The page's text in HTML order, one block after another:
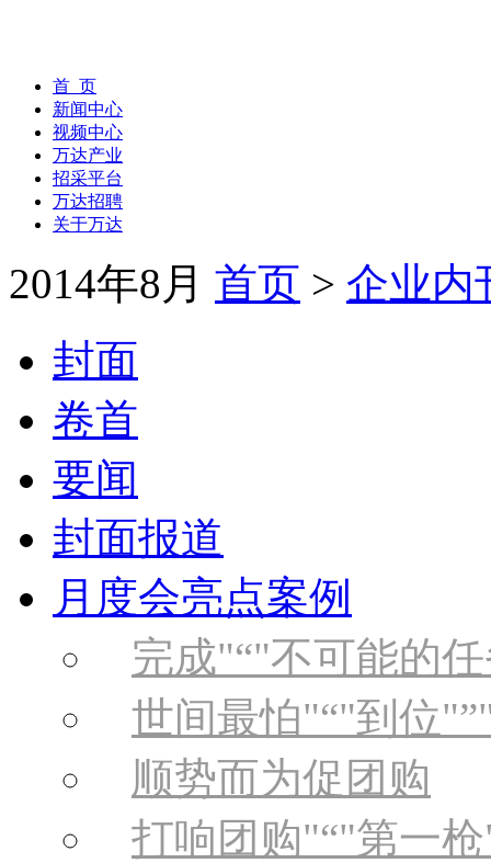
首 页
新闻中心
视频中心
万达产业
招采平台
万达招聘
关于万达
2014年8月 首页 > 企业内
封面
卷首
要闻
封面报道
月度会亮点案例
完成 “ 不可能的
世间最怕 “ 到位 ”
顺势而为促团购
打响团购 “ 第一枪